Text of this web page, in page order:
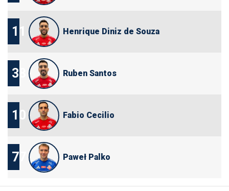
11 Henrique Diniz de Souza
38 Ruben Santos
10 Fabio Cecilio
77 Paweł Palko